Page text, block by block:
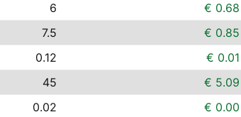
6 € 0.68
7.5 € 0.85
0.12 € 0.01
45 € 5.09
0.02 € 0.00